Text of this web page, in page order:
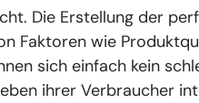
Die Erstellung der
Faktoren wie
sich einfach kein
ihrer Verbraucher